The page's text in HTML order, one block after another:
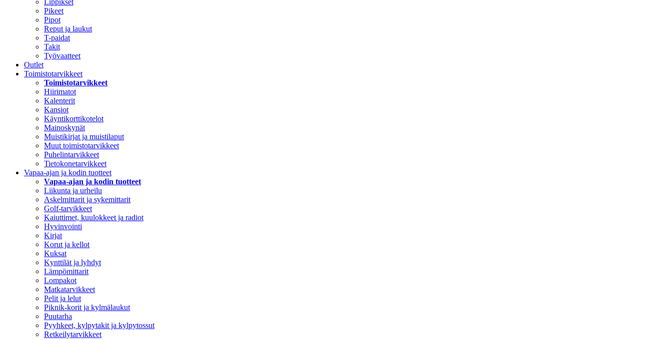
Lippikset
Pikeet
Pipot
Reput ja laukut
T-paidat
Takit
Työvaatteet
Outlet
Toimistotarvikkeet
Toimistotarvikkeet
Hiirimatot
Kalenterit
Kansiot
Käyntikorttikotelot
Mainoskynät
Muistikirjat ja muistilaput
Muut toimistotarvikkeet
Puhelintarvikkeet
Tietokonetarvikkeet
Vapaa-ajan ja kodin tuotteet
Vapaa-ajan ja kodin tuotteet
Liikunta ja urheilu
Askelmittarit ja sykemittarit
Golf-tarvikkeet
Kaiuttimet, kuulokkeet ja radiot
Hyvinvointi
Kirjat
Korut ja kellot
Kuksat
Kynttilät ja lyhdyt
Lämpömittarit
Lompakot
Matkatarvikkeet
Pelit ja lelut
Piknik-korit ja kylmälaukut
Puutarha
Pyyhkeet, kylpytakit ja kylpytossut
Retkeilytarvikkeet